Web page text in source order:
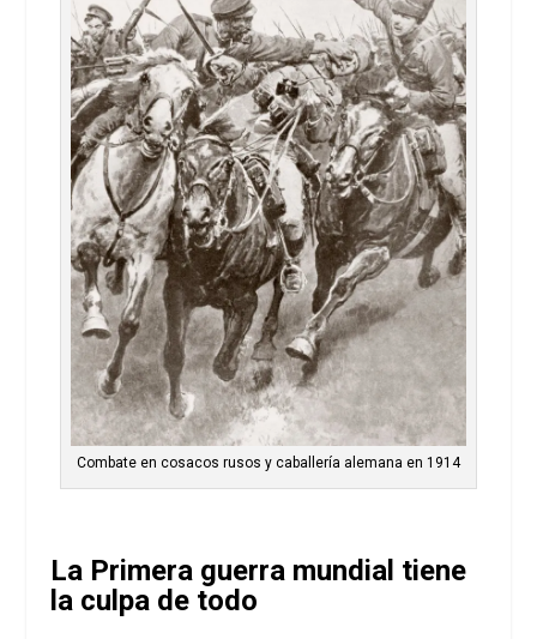
Combate en cosacos rusos y caballería alemana en 1914
La Primera guerra mundial tiene
la culpa de todo